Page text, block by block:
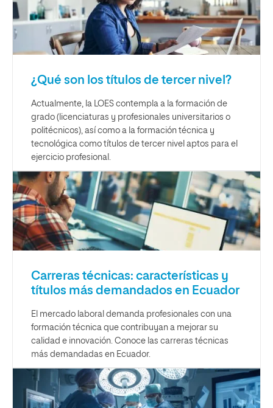
¿Qué son los títulos de tercer nivel?
Actualmente, la LOES contempla a la formación de
grado (licenciaturas y profesionales universitarios o
politécnicos), así como a la formación técnica y
tecnológica como títulos de tercer nivel aptos para el
ejercicio profesional.
Carreras técnicas: características y
títulos más demandados en Ecuador
El mercado laboral demanda profesionales con una
formación técnica que contribuyan a mejorar su
calidad e innovación. Conoce las carreras técnicas
más demandadas en Ecuador.